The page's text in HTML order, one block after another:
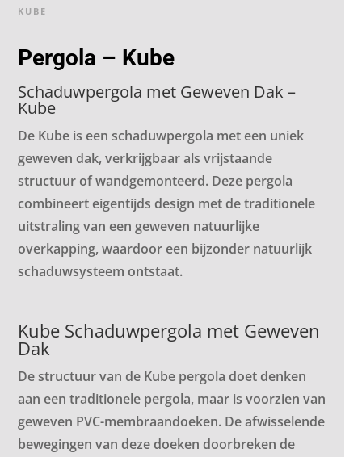
KUBE
Pergola – Kube
Schaduwpergola met Geweven Dak –
Kube
De Kube is een schaduwpergola met een uniek
geweven dak, verkrijgbaar als vrijstaande
structuur of wandgemonteerd. Deze pergola
combineert eigentijds design met de traditionele
uitstraling van een geweven natuurlijke
overkapping, waardoor een bijzonder natuurlijk
schaduwsysteem ontstaat.
Kube Schaduwpergola met Geweven
Dak
De structuur van de Kube pergola doet denken
aan een traditionele pergola, maar is voorzien van
geweven PVC-membraandoeken. De afwisselende
bewegingen van deze doeken doorbreken de